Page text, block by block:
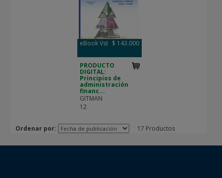
eBook Vst $ 143.000
PRODUCTO
DIGITAL:
Principios de
administración
financ...
GITMAN
12
Ordenar por: 17 Productos